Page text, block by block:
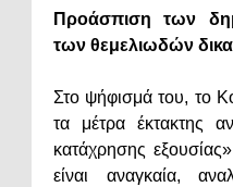
Προάσπιση των
των θεμελιωδών
Στο ψήφισμά του, το
τα μέτρα έκτακτης
κατάχρησης
είναι αναγκαία,